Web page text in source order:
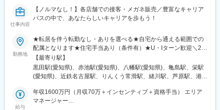
仕事内容
【ノルマなし！】各店舗での接客・メガネ販売／豊富なキャリア
パスの中で、あなたらしいキャリアを歩もう！
勤務地
★転居を伴う転勤なし・ありを選べる★自宅から通える範囲での
配属となります★住宅手当あり（条件有）★U・Iターン歓迎＼26
年下期オープン！／イオンモール伊達店（福島県）西武飯能ぺぺ
店（埼玉県） ＼積極募集中店舗／新宿東口店、有楽町マルイ店、
渋谷ロフト店 他東京都内37店舗名古屋ゲートウォーク店、イオ
んばCITY店 他大阪府内15店舗＼エリアマネージャーが語る各エ
リアの魅力／★20代の若いスタッフが中心で、年齢が近いため和
【最寄り駅】
黒田駅(愛知県)、赤池駅(愛知県)、八幡駅(愛知県)、亀島駅、栄駅
(愛知県)、近鉄名古屋駅、りんくう常滑駅、緒川駅、芦原駅、港区
中駅、上前津駅、ひたち野うしく駅、水戸駅、東海駅、岡山駅、
球場前駅(岡山県)、新加納駅、美濃青柳駅、土岐市駅、モレラ岐阜
給与
年収1600万円（月収70万＋インセンティブ＋資格手当） エリア
マネージャー